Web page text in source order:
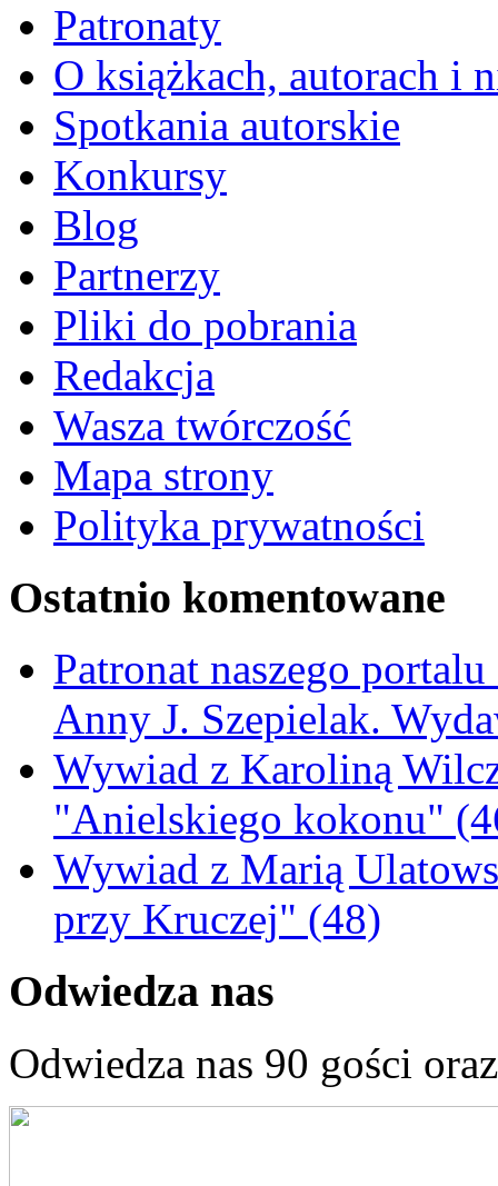
Patronaty
O książkach, autorach i
Spotkania autorskie
Konkursy
Blog
Partnerzy
Pliki do pobrania
Redakcja
Wasza twórczość
Mapa strony
Polityka prywatności
Ostatnio komentowane
Patronat naszego
Anny J. Szepielak.
Wywiad z Karoliną
"Anielskiego kokonu"
Wywiad z Marią
przy Kruczej" (48)
Odwiedza nas
Odwiedza nas 90 gości